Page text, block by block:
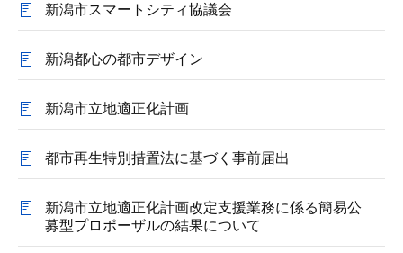
新潟市スマートシティ協議会
新潟都心の都市デザイン
新潟市立地適正化計画
都市再生特別措置法に基づく事前届出
新潟市立地適正化計画改定支援業務に係る簡易公
募型プロポーザルの結果について